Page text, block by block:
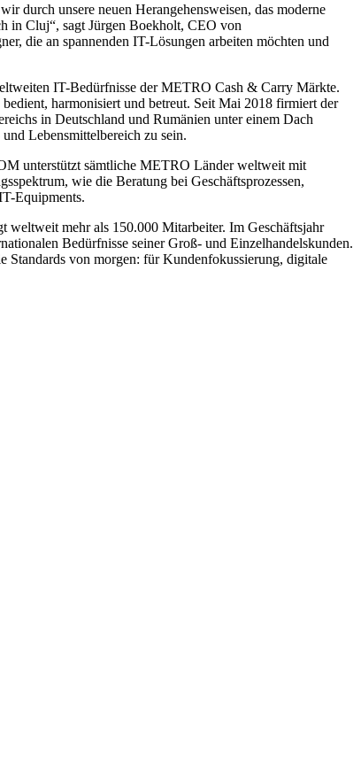
durch unsere neuen Herangehensweisen, das moderne
in Cluj“, sagt Jürgen Boekholt, CEO von
die an spannenden IT-Lösungen arbeiten möchten und
IT-Bedürfnisse derMETRO Cash & Carry Märkte.
harmonisiert und betreut. Seit Mai 2018 firmiert der
in Deutschland und Rumänien unter einem Dach
Lebensmittelbereich zu sein.
unterstützt sämtliche METRO Länder weltweit mit
wie die Beratung bei Geschäftsprozessen,
Equipments.
weltweit mehr als 150.000 Mitarbeiter. Im Geschäftsjahr
Bedürfnisse seiner Groß- und Einzelhandelskunden.
von morgen: für Kundenfokussierung, digitale